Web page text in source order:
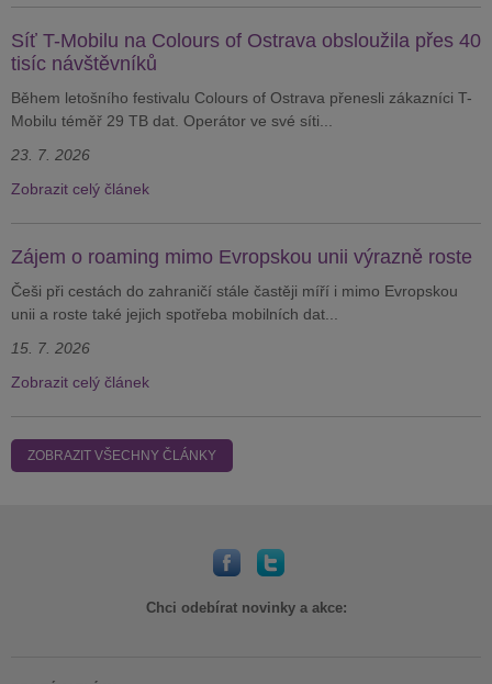
Síť T-Mobilu na Colours of Ostrava obsloužila přes 40
tisíc návštěvníků
Během letošního festivalu Colours of Ostrava přenesli zákazníci T-
Mobilu téměř 29 TB dat. Operátor ve své síti...
23. 7. 2026
Zobrazit celý článek
Zájem o roaming mimo Evropskou unii výrazně roste
Češi při cestách do zahraničí stále častěji míří i mimo Evropskou
unii a roste také jejich spotřeba mobilních dat...
15. 7. 2026
Zobrazit celý článek
ZOBRAZIT VŠECHNY ČLÁNKY
Chci odebírat novinky a akce: